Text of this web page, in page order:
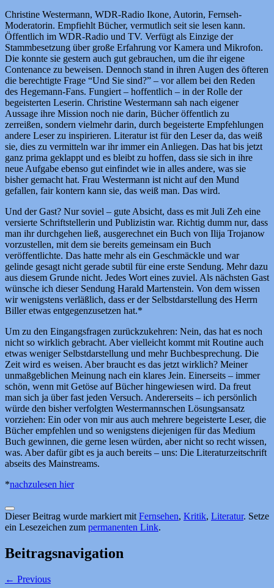
Christine Westermann, WDR-Radio Ikone, Autorin, Fernseh-
Moderatorin. Empfiehlt Bücher, vermutlich seit sie lesen kann.
Öffentlich im WDR-Radio und TV. Verfügt als Einzige der
Stammbesetzung über große Erfahrung vor Kamera und Mikrofon.
Die konnte sie gestern auch gut gebrauchen, um die ihr eigene
Contenance zu beweisen. Dennoch stand in ihren Augen des öfteren
die berechtigte Frage “Und Sie sind?” – vor allem bei den Reden
des Hegemann-Fans. Fungiert – hoffentlich – in der Rolle der
begeisterten Leserin. Christine Westermann sah nach eigener
Aussage ihre Mission noch nie darin, Bücher öffentlich zu
zerreißen, sondern vielmehr darin, durch begeisterte Empfehlungen
andere Leser zu inspirieren. Literatur ist für den Leser da, das weiß
sie, dies zu vermitteln war ihr immer ein Anliegen. Das hat bis jetzt
ganz prima geklappt und es bleibt zu hoffen, dass sie sich in ihre
neue Aufgabe ebenso gut einfindet wie in alles andere, was sie
bisher gemacht hat. Frau Westermann ist nicht auf den Mund
gefallen, fair kontern kann sie, das weiß man. Das wird.
Und der Gast? Nur soviel – gute Absicht, dass es mit Juli Zeh eine
versierte Schriftstellerin und Publizistin war. Richtig dumm nur, dass
man ihr durchgehen ließ, ausgerechnet ein Buch von Ilija Trojanow
vorzustellen, mit dem sie bereits gemeinsam ein Buch
veröffentlichte. Das hatte mehr als ein Geschmäckle und war
gelinde gesagt nicht gerade subtil für eine erste Sendung. Mehr dazu
aus diesem Grunde nicht. Jedes Wort eines zuviel. Als nächsten Gast
wünsche ich dieser Sendung Harald Martenstein. Von dem wissen
wir wenigstens verläßlich, dass er der Selbstdarstellung des Herrn
Biller etwas entgegenzusetzen hat.*
Um zu den Eingangsfragen zurückzukehren: Nein, das hat es noch
nicht so wirklich gebracht. Aber vielleicht kommt mit Routine auch
etwas weniger Selbstdarstellung und mehr Buchbesprechung. Die
Zeit wird es weisen. Aber braucht es das jetzt wirklich? Meiner
unmaßgeblichen Meinung nach ein klares Jein. Einerseits – immer
schön, wenn mit Getöse auf Bücher hingewiesen wird. Da freut
man sich ja über fast jeden Versuch. Andererseits – ich persönlich
würde den bisher verfolgten Westermannschen Lösungsansatz
vorziehen: Ein oder von mir aus auch mehrere begeisterte Leser, die
Bücher empfehlen und so wenigstens diejenigen für das Medium
Buch gewinnen, die gerne lesen würden, aber nicht so recht wissen,
was. Aber dafür gibt es ja auch bereits – uns: Die Literaturzeitschrift
abseits des Mainstreams.
*nachzulesen hier
Dieser Beitrag wurde markiert mit Fernsehen, Kritik, Literatur. Setze
ein Lesezeichen zum permanenten Link.
Beitragsnavigation
← Previous